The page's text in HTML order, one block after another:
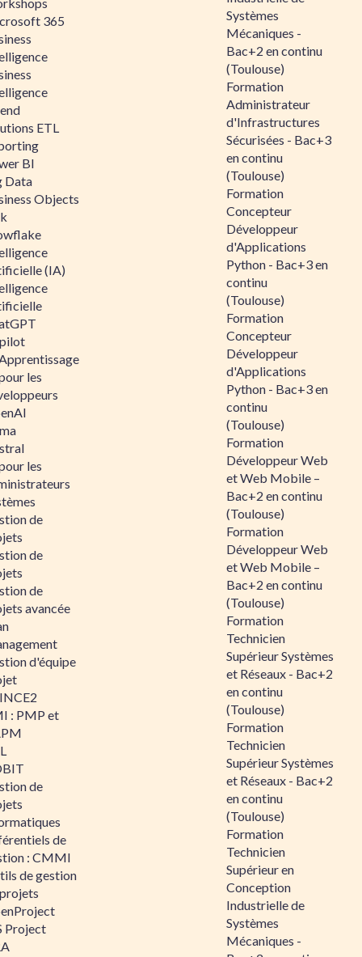
365
ETL
BI
Data
Objects
(IA)
les
les
de
de
de
avancée
d'équipe
: PMP et
de
de
: CMMI
de gestion
Project
Systèmes
Mécaniques -
Bac+2 en continu
(Toulouse)
Formation
Administrateur
d'Infrastructures
Sécurisées - Bac+3
en continu
(Toulouse)
Formation
Concepteur
Développeur
d'Applications
Python - Bac+3 en
continu
(Toulouse)
Formation
Concepteur
Développeur
d'Applications
Python - Bac+3 en
continu
(Toulouse)
Formation
Développeur Web
et Web Mobile –
Bac+2 en continu
(Toulouse)
Formation
Développeur Web
et Web Mobile –
Bac+2 en continu
(Toulouse)
Formation
Technicien
Supérieur Systèmes
et Réseaux - Bac+2
en continu
(Toulouse)
Formation
Technicien
Supérieur Systèmes
et Réseaux - Bac+2
en continu
(Toulouse)
Formation
Technicien
Supérieur en
Conception
Industrielle de
Systèmes
Mécaniques -